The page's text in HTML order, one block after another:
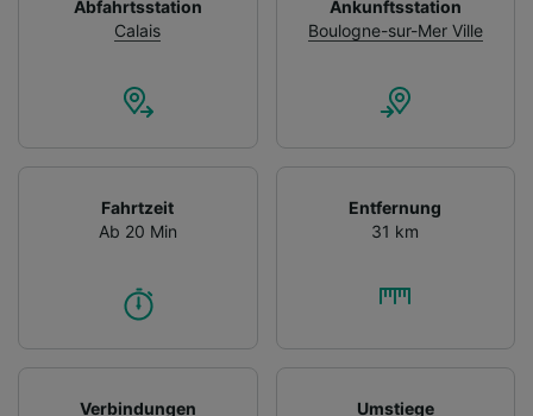
Abfahrtsstation
Calais
Ankunftsstation
Boulogne-sur-Mer Ville
Fahrtzeit
Ab 20 Min
Entfernung
31 km
Verbindungen
Umstiege